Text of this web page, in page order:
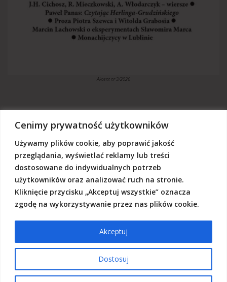
Cenimy prywatność użytkowników
Używamy plików cookie, aby poprawić jakość
przeglądania, wyświetlać reklamy lub treści
dostosowane do indywidualnych potrzeb
użytkowników oraz analizować ruch na stronie.
Kliknięcie przycisku „Akceptuj wszystkie” oznacza
zgodę na wykorzystywanie przez nas plików cookie.
Dostosuj
Akceptuj
Akcent nr 3/2026
„Akcent” jest czasopismem niezależnym, utrzymujemy się z dotacji
budżetowych oraz darowizn. Będziemy wdzięczni, jeśli zechcą nas
Państwo wesprzeć dowolną kwotą.
Wschodnia Fundacja Kultury „Akcent”, ul. Grodzka 3, 20-112 Lublin
Nr rachunku:50124015031111000017528667
(z dopiskiem: Darowizna na działalność statutową Wschodniej
Fundacji Kultury Akcent w sferze pożytku publicznego)